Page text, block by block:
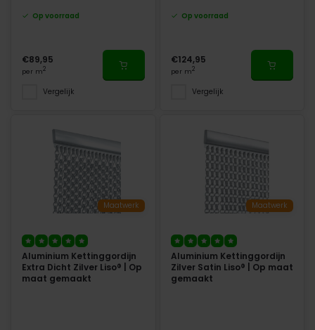
Op voorraad
€89,95
per m2
Vergelijk
Op voorraad
€124,95
per m2
Vergelijk
Maatwerk
Aluminium Kettinggordijn
Extra Dicht Zilver Liso® | Op
maat gemaakt
Maatwerk
Aluminium Kettinggordijn
Zilver Satin Liso® | Op maat
gemaakt